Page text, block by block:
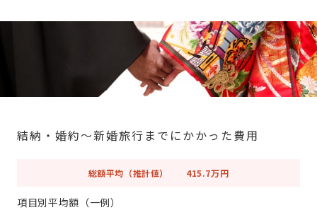
結納・婚約～新婚旅行までにかかった費用
総額平均（推計値） 415.7万円
項目別平均額（一例）